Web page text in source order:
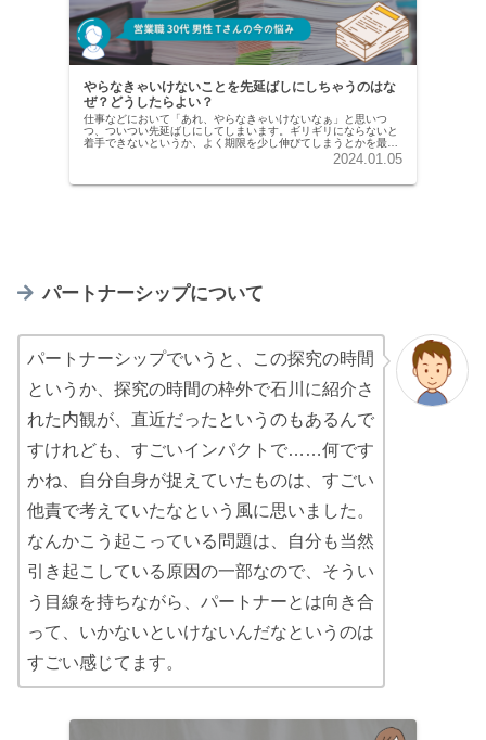
やらなきゃいけないことを先延ばしにしちゃうのはな
ぜ？どうしたらよい？
仕事などにおいて「あれ、やらなきゃいけないなぁ」と思いつ
つ、ついつい先延ばしにしてしまいます。ギリギリにならないと
着手できないというか、よく期限を少し伸びてしまうとかを最近
頻発してしまったり。この先延ばしの癖を治したいですが、なか
2024.01.05
パートナーシップについて
パートナーシップでいうと、この探究の時間
というか、探究の時間の枠外で石川に紹介さ
れた内観が、直近だったというのもあるんで
すけれども、すごいインパクトで……何です
かね、自分自身が捉えていたものは、すごい
他責で考えていたなという風に思いました。
なんかこう起こっている問題は、自分も当然
引き起こしている原因の一部なので、そうい
う目線を持ちながら、パートナーとは向き合
って、いかないといけないんだなというのは
すごい感じてます。